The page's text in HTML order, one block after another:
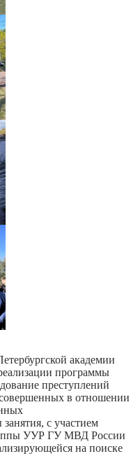
академии
программы
преступлений
в отношении
с участием
УУР ГУ МВД России
на поиске